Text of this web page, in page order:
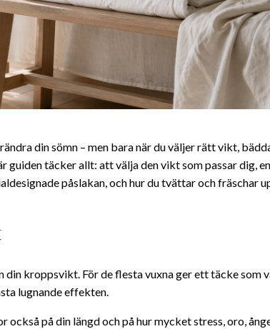
din sömn – men bara när du väljer rätt vikt,
guiden täcker allt: att välja den vikt som passar dig,
påslakan, och hur du tvättar och fräschar
din kroppsvikt. För de flesta vuxna ger ett täcke som
lugnande effekten.
också på din längd och på hur mycket stress, oro,